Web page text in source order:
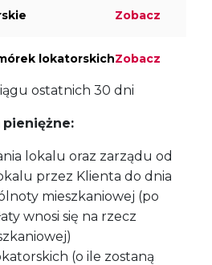
Zobacz
lokatorskichZobacz
ostatnich 30 dni
lokalu oraz zarządu od
przez Klienta do dnia
mieszkaniowej (po
wnosi się na rzecz
(o ile zostaną